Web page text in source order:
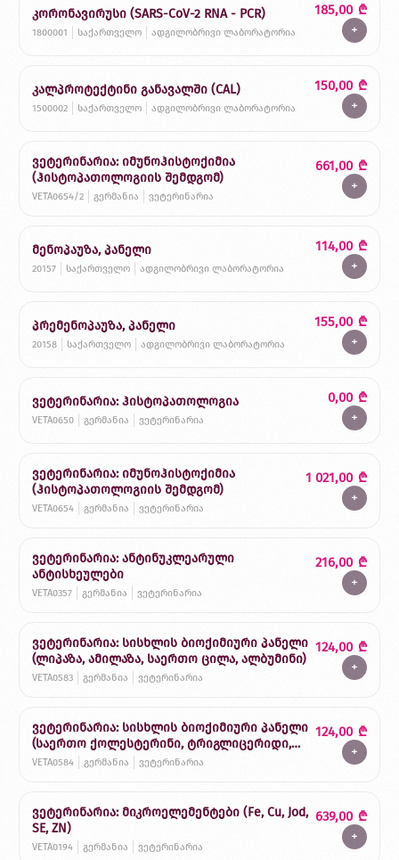
კორონავირუსი (SARS-CoV-2 RNA - PCR)
1800001 საქართველო ადგილობრივი ლაბორატორია
185,00 ₾
+
კალპროტექტინი განავალში (CAL)
1500002 საქართველო ადგილობრივი ლაბორატორია
150,00 ₾
+
ვეტერინარია: იმუნოჰისტოქიმია
(ჰისტოპათოლოგიის შემდგომ)
VETA0654/2 გერმანია ვეტერინარია
661,00 ₾
+
მენოპაუზა, პანელი
20157 საქართველო ადგილობრივი ლაბორატორია
114,00 ₾
+
პრემენოპაუზა, პანელი
20158 საქართველო ადგილობრივი ლაბორატორია
155,00 ₾
+
ვეტერინარია: ჰისტოპათოლოგია
VETA0650 გერმანია ვეტერინარია
0,00 ₾
+
ვეტერინარია: იმუნოჰისტოქიმია
(ჰისტოპათოლოგიის შემდგომ)
VETA0654 გერმანია ვეტერინარია
1 021,00 ₾
+
ვეტერინარია: ანტინუკლეარული
ანტისხეულები
VETA0357 გერმანია ვეტერინარია
216,00 ₾
+
ვეტერინარია: სისხლის ბიოქიმიური პანელი
(ლიპაზა, ამილაზა, საერთო ცილა, ალბუმინი)
VETA0583 გერმანია ვეტერინარია
124,00 ₾
+
ვეტერინარია: სისხლის ბიოქიმიური პანელი
(საერთო ქოლესტერინი, ტრიგლიცერიდი,
გლუკოზა, კალციუმი)
VETA0584 გერმანია ვეტერინარია
124,00 ₾
+
ვეტერინარია: მიკროელემენტები (Fe, Cu, Jod,
SE, ZN)
VETA0194 გერმანია ვეტერინარია
639,00 ₾
+